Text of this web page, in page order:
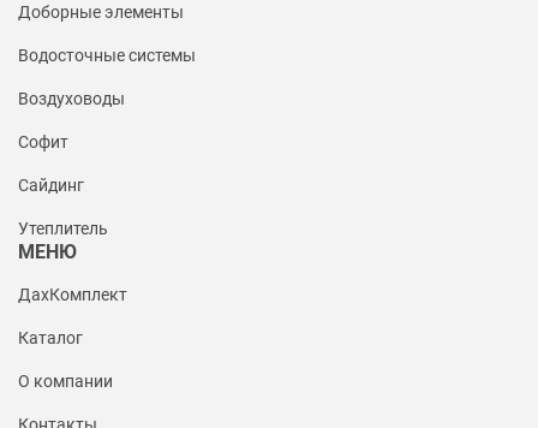
Доборные элементы
Водосточные системы
Воздуховоды
Софит
Сайдинг
Утеплитель
МЕНЮ
ДахКомплект
Каталог
О компании